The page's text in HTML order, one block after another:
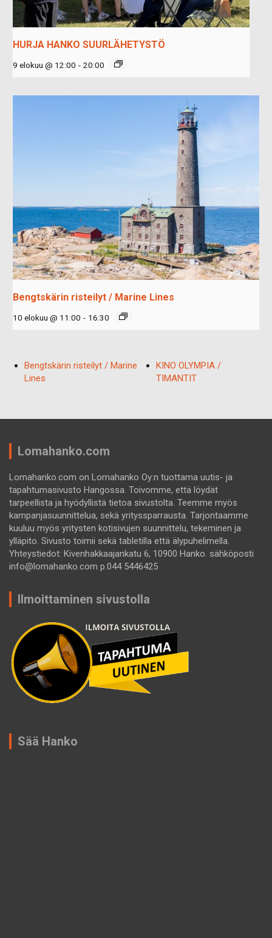
HURJA HANKO SUURLÄHETYSTÖ
9 elokuu @ 12:00 - 20:00
Bengtskärin risteilyt / Marine Lines
10 elokuu @ 11:00 - 16:30
Bengtskärin risteilyt / Marine
Lines
KINO OLYMPIA /
TIMANTIT
Lomahanko.com
Lomahanko.com on Lomahanko Oy:n tuottama uutis- ja
tapahtumasivusto Hangossa. Toivomme, että löydät
tarpeellista ja hyödyllistä tietoa sivustolta. Teemme myös
kampanjasuunnittelua, sekä yrityssparrausta. Tarjontaamme
kuuluu myös yritysten kotisivujen suunnittelu, tekeminen ja
ylläpito. Sivusto toimii sekä tabletilla että älypuhelimella.
Yhteystiedot: Kivenhakkaajankatu 6, 10900 Hanko. sähköposti
info@lomahanko.com p.044 5446425
Ilmoittaminen sivustolla
Sää Hanko